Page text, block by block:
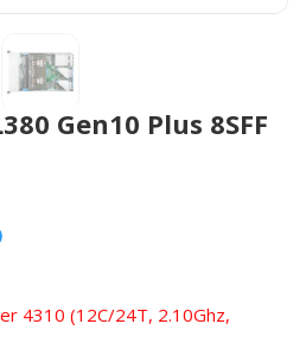
Gen10 Plus 8SFF
4310 (12C/24T, 2.10Ghz,